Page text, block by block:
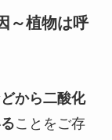
～植物は呼
から二酸化
ことをご存